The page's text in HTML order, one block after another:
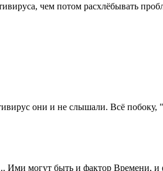
чем потом расхлёбывать
они и не слышали. Всё
могут быть и фактор Времени,